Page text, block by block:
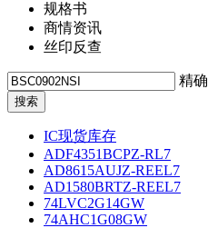
规格书
商情资讯
丝印反查
精确
IC现货库存
ADF4351BCPZ-RL7
AD8615AUJZ-REEL7
AD1580BRTZ-REEL7
74LVC2G14GW
74AHC1G08GW